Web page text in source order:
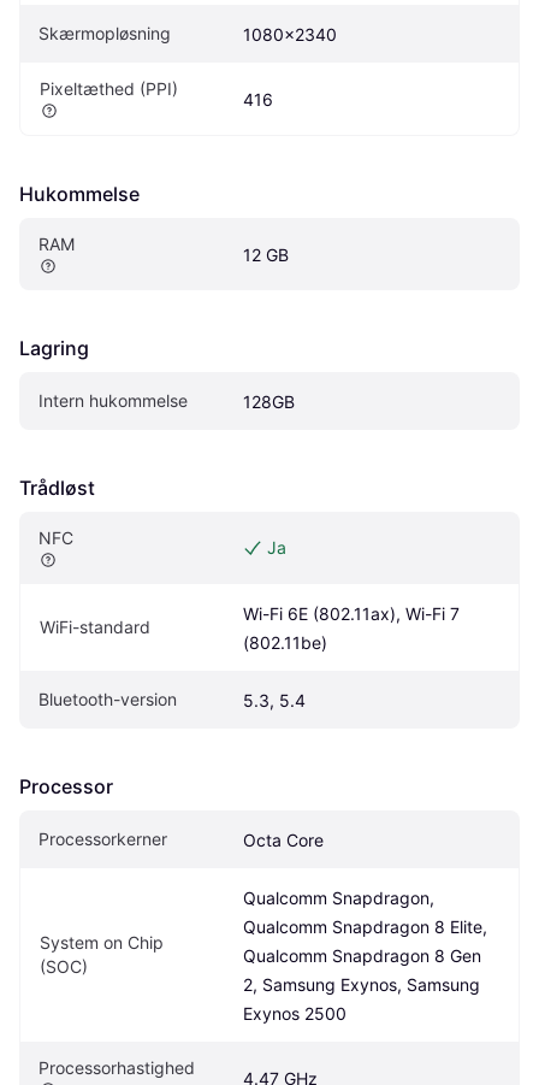
Skærmopløsning 1080x2340
Pixeltæthed (PPI)
416
Hukommelse
RAM
12 GB
Lagring
Intern hukommelse 128GB
Trådløst
NFC Ja
WiFi-standard
Wi-Fi 6E (802.11ax), Wi-Fi 7
(802.11be)
Bluetooth-version 5.3, 5.4
Processor
Processorkerner Octa Core
System on Chip
(SOC)
Qualcomm Snapdragon,
Qualcomm Snapdragon 8 Elite,
Qualcomm Snapdragon 8 Gen
2, Samsung Exynos, Samsung
Exynos 2500
Processorhastighed
4.47 GHz